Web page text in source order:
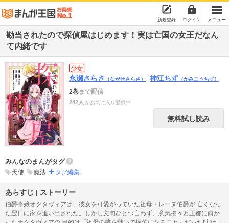
新規登録 ログイン メニュー
勘当されたので探偵屋はじめます！実は亡国の女王だなん
て内緒です
少女
永瀬さらさ （ながせさらさ） 神江ちず （かみこうちず）
2巻まで配信
242人 がお気に入り登録中
無料試し読み
みんなのまんがタグ
天使 魔法 タグ編集
あらすじ | ストーリー
伯爵令嬢オクタヴィアは、彼女を可愛がっていた祖母・レーヌ伯爵が 亡くなっ
た翌日に家を追い出された。しかし文句ひとつ言わず、意気揚々と王都に向か